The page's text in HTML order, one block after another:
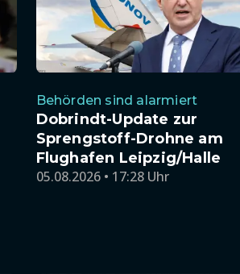
Behörden sind alarmiert
Dobrindt-Update zur
Sprengstoff-Drohne am
Flughafen Leipzig/Halle
05.08.2026 • 17:28 Uhr